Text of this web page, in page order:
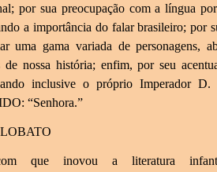
por sua preocupação com a língua
a importância do falar brasileiro; por
uma gama variada de personagens,
nossa história; enfim, por seu
inclusive o próprio Imperador D.
“Senhora.”
que inovou a literatura